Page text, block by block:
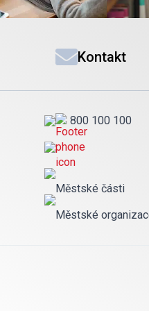
Kontakt
800 100 100
Městské části
Městské